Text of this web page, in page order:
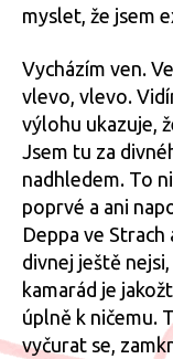
myslet, že jsem
Vycházím ven.
vlevo, vlevo.
výlohu ukazuje,
Jsem tu za
nadhledem. To
poprvé a ani
Deppa ve Strach
divnej ještě
kamarád je
úplně k ničemu.
vyčurat se,